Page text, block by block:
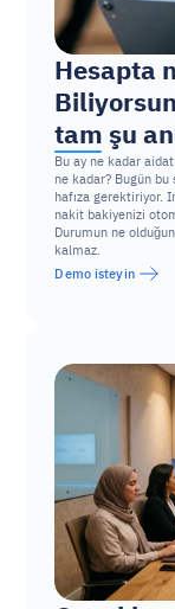
Hesapta
tam şu
Bu ay ne kadar
ne kadar? Bugün
hafıza gerektiriyor.
nakit bakiyenizi
Durumun ne
kalmaz.
Demo isteyin